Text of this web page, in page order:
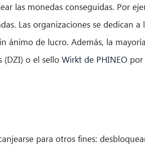
las monedas conseguidas. Por
Las organizaciones se dedican
ánimo de lucro. Además, la
(DZI) o el sello Wirkt de PHINEO por
para otros fines: